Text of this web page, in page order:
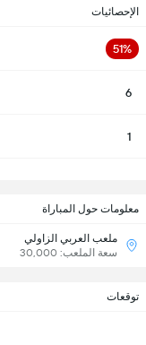
الإحصائيات
51%
6
1
معلومات حول المباراة
ملعب العربي الزاولي
سعة الملعب: 30,000
توقعات